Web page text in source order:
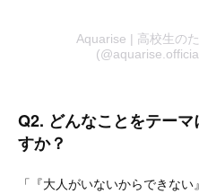
Aquarise | 高校生の
Q2. どんなことをテー
すか？
「『大人がいないからできな